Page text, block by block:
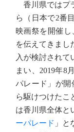
香川県ではプ
ら（日本で2番
映画祭を開催し
を伝えてきまし
入が検討されて
まい、2019年8
パレード」が開
ら駆けつけたこ
は香川県全体と
ーパレード 」と